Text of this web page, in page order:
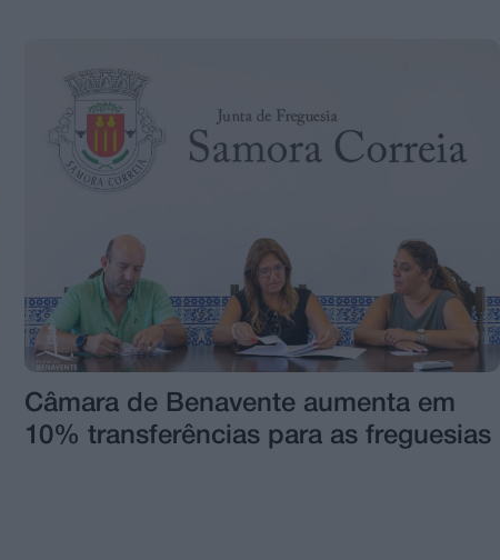
Câmara de Benavente aumenta em
10% transferências para as freguesias